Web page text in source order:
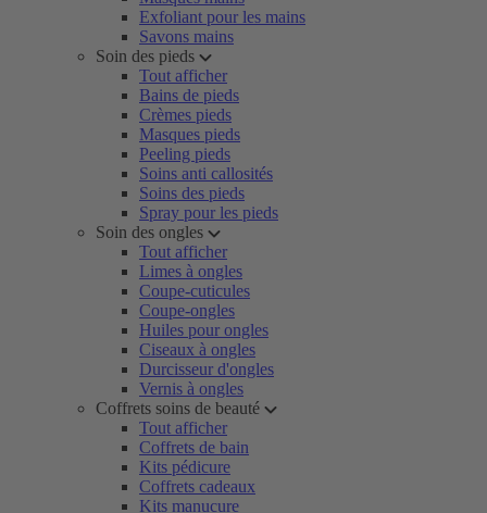
Exfoliant pour les mains
Savons mains
Soin des pieds
Tout afficher
Bains de pieds
Crèmes pieds
Masques pieds
Peeling pieds
Soins anti callosités
Soins des pieds
Spray pour les pieds
Soin des ongles
Tout afficher
Limes à ongles
Coupe-cuticules
Coupe-ongles
Huiles pour ongles
Ciseaux à ongles
Durcisseur d'ongles
Vernis à ongles
Coffrets soins de beauté
Tout afficher
Coffrets de bain
Kits pédicure
Coffrets cadeaux
Kits manucure